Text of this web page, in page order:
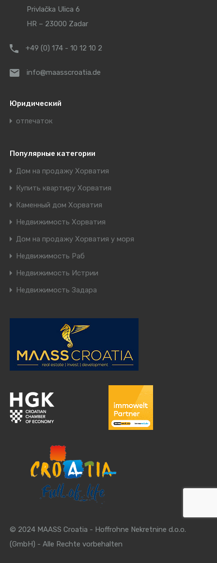
Privlačka Ulica 6
HR – 23000 Zadar
+49 (0) 174 - 10 12 10 2
info@maasscroatia.de
Юридический
отпечаток
Популярные категории
Дом на продажу Хорватия
Купить квартиру Хорватия
Каменный дом Хорватия
Недвижимость Хорватия
Дом на продажу Хорватия у моря
Недвижимость Раб
Недвижимость Истрии
Недвижимость Задара
© 2024 MAASS Croatia - Hoffrohne Nekretnine d.o.o.
(GmbH) - Alle Rechte vorbehalten